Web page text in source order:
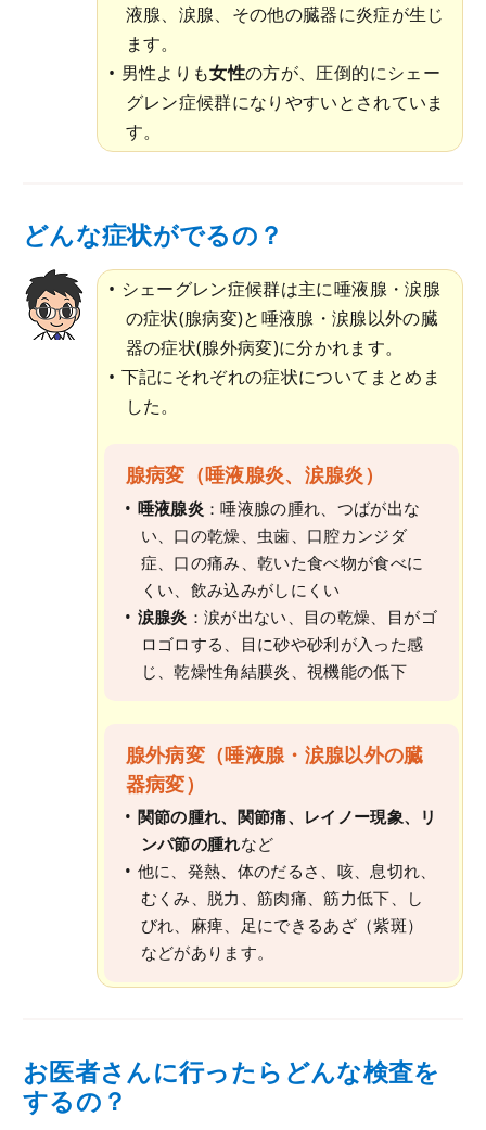
液腺、涙腺、その他の臓器に炎症が生じ
ます。
男性よりも女性の方が、圧倒的にシェー
グレン症候群になりやすいとされていま
す。
どんな症状がでるの？
シェーグレン症候群は主に唾液腺・涙腺
の症状(腺病変)と唾液腺・涙腺以外の臓
器の症状(腺外病変)に分かれます。
下記にそれぞれの症状についてまとめま
した。
腺病変（唾液腺炎、涙腺炎）
唾液腺炎：唾液腺の腫れ、つばが出な
い、口の乾燥、虫歯、口腔カンジダ
症、口の痛み、乾いた食べ物が食べに
くい、飲み込みがしにくい
涙腺炎 ：涙が出ない、目の乾燥、目がゴ
ロゴロする、目に砂や砂利が入った感
じ、乾燥性角結膜炎、視機能の低下
腺外病変（唾液腺・涙腺以外の臓
器病変）
関節の腫れ、関節痛、レイノー現象、リ
ンパ節の腫れなど
他に、発熱、体のだるさ、咳、息切れ、
むくみ、脱力、筋肉痛、筋力低下、し
びれ、麻痺、足にできるあざ（紫斑）
などがあります。
お医者さんに行ったらどんな検査を
するの？